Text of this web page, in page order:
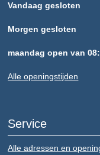
Vandaag gesloten
Morgen gesloten
maandag open van
Alle openingstijden
Service
Alle adressen en